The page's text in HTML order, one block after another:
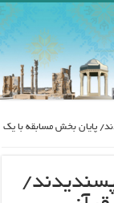
پایان بخش مسابقه با یک
پسندیدند/